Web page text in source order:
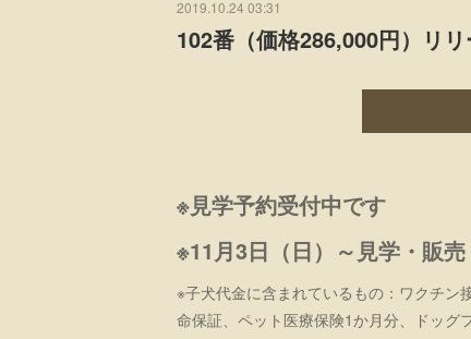
2019.10.24 03:31
102番（価格286,000円）リ
※見学予約受付中です
※11月3日（日）～見学・販
※子犬代金に含まれているもの：ワクチン
命保証、ペット医療保険1か月分、ドッグ